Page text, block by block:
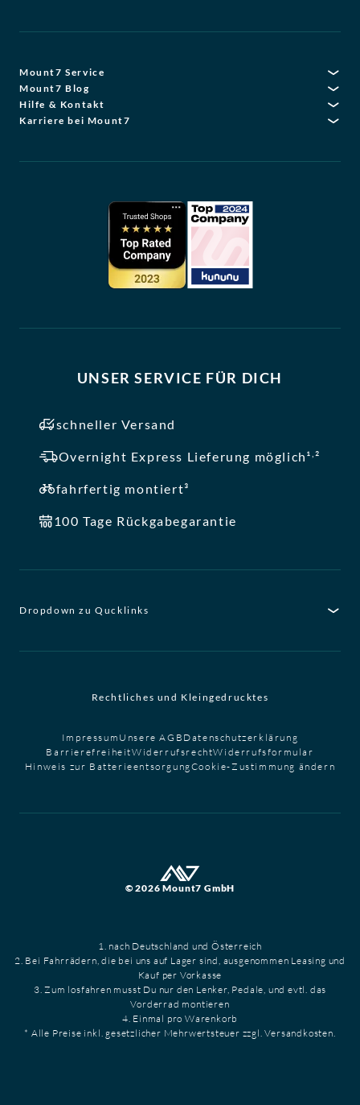
Mount7 Service
Mount7 Blog
Hilfe & Kontakt
Karriere bei Mount7
UNSER SERVICE FÜR DICH
schneller Versand
Overnight Express Lieferung möglich¹,²
fahrfertig montiert³
100 Tage Rückgabegarantie
Dropdown zu Qucklinks
Rechtliches und Kleingedrucktes
Impressum Unsere AGB Datenschutzerklärung
BarrierefreiheitWiderrufsrechtWiderrufsformular
Hinweis zur BatterieentsorgungCookie-Zustimmung ändern
© 2026 Mount7 GmbH
1. nach Deutschland und Österreich
2. Bei Fahrrädern, die bei uns auf Lager sind, ausgenommen Leasing und
Kauf per Vorkasse
3. Zum losfahren musst Du nur den Lenker, Pedale, und evtl. das
Vorderrad montieren
4. Einmal pro Warenkorb
* Alle Preise inkl. gesetzlicher Mehrwertsteuer zzgl. Versandkosten.